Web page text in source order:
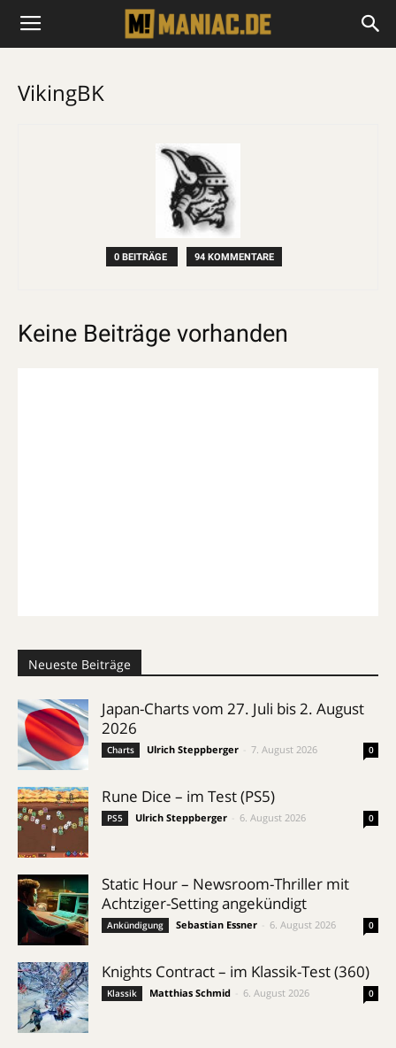
VikingBK
0 BEITRÄGE 94 KOMMENTARE
Keine Beiträge vorhanden
Neueste Beiträge
Japan-Charts vom 27. Juli bis 2. August
2026
Charts Ulrich Steppberger 7. August 2026 0
Rune Dice – im Test (PS5)
PS5 Ulrich Steppberger 6. August 2026 0
Static Hour – Newsroom-Thriller mit
Achtziger-Setting angekündigt
Ankündigung Sebastian Essner 6. August 2026 0
Knights Contract – im Klassik-Test (360)
Klassik Matthias Schmid 6. August 2026 0